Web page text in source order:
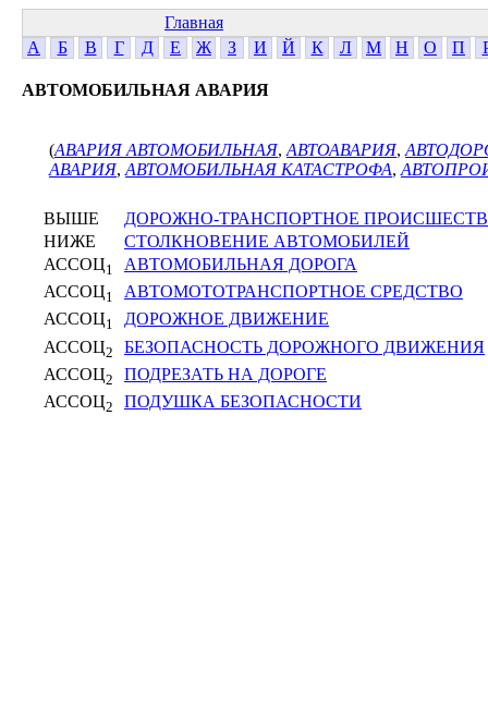
Главная
А
Б В Г Д Е Ж З И Й К Л М Н О П
АВТОМОБИЛЬНАЯ АВАРИЯ
(АВАРИЯ АВТОМОБИЛЬНАЯ, АВТОАВАРИЯ,
АВАРИЯ, АВТОМОБИЛЬНАЯ КАТАСТРОФА,
ВЫШЕ
ДОРОЖНО-ТРАНСПОРТНОЕ
НИЖЕ
СТОЛКНОВЕНИЕ АВТОМОБИЛЕЙ
АССОЦ1
АВТОМОБИЛЬНАЯ ДОРОГА
АССОЦ1
АВТОМОТОТРАНСПОРТНОЕ СРЕДСТВО
АССОЦ1
ДОРОЖНОЕ ДВИЖЕНИЕ
АССОЦ2
БЕЗОПАСНОСТЬ ДОРОЖНОГО ДВИЖЕНИЯ
АССОЦ2
ПОДРЕЗАТЬ НА ДОРОГЕ
АССОЦ2 ПОДУШКА БЕЗОПАСНОСТИ